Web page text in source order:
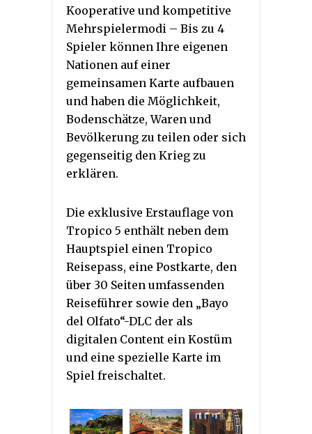
Kooperative und kompetitive
Mehrspielermodi – Bis zu 4
Spieler können Ihre eigenen
Nationen auf einer
gemeinsamen Karte aufbauen
und haben die Möglichkeit,
Bodenschätze, Waren und
Bevölkerung zu teilen oder sich
gegenseitig den Krieg zu
erklären.
Die exklusive Erstauflage von
Tropico 5 enthält neben dem
Hauptspiel einen Tropico
Reisepass, eine Postkarte, den
über 30 Seiten umfassenden
Reiseführer sowie den „Bayo
del Olfato“-DLC der als
digitalen Content ein Kostüm
und eine spezielle Karte im
Spiel freischaltet.